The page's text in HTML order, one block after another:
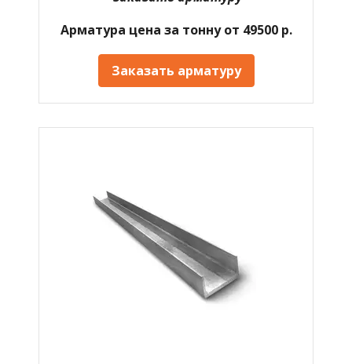
Арматура цена за тонну от 49500 р.
Заказать арматуру